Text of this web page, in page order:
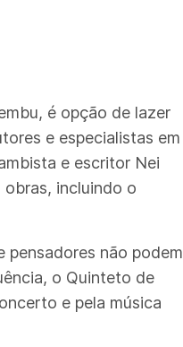
é opção de lazer
e especialistas em
e escritor Nei
obras, incluindo o
pensadores não podem
o Quinteto de
e pela música